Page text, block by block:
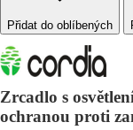
Zrcadlo s
ochranou proti